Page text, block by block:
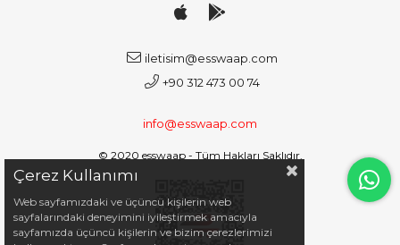
iletisim@esswaap.com
+90 312 473 00 74
info@esswaap.com
© 2020 esswaap - Tüm Hakları Saklıdır.
Çerez Kullanımı
Web sayfamızdaki ve üçüncü kişilerin web
sayfalarındaki deneyimini iyileştirmek amacıyla
sayfamızda üçüncü kişilerin ve bizim çerezlerimizi